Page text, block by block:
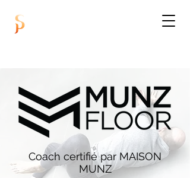
Coach certifié par MAISON
MUNZ